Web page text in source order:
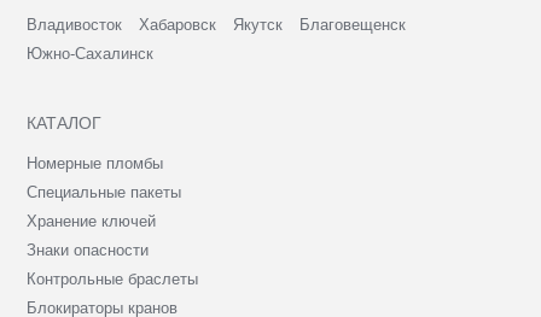
Владивосток Хабаровск Якутск
Благовещенск
Южно-Сахалинск
КАТАЛОГ
Номерные пломбы
Специальные пакеты
Хранение ключей
Знаки опасности
Контрольные браслеты
Блокираторы кранов